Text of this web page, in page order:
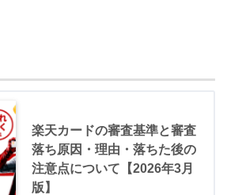
楽天カードの審査基準と審査
落ち原因・理由・落ちた後の
注意点について【2026年3月
版】